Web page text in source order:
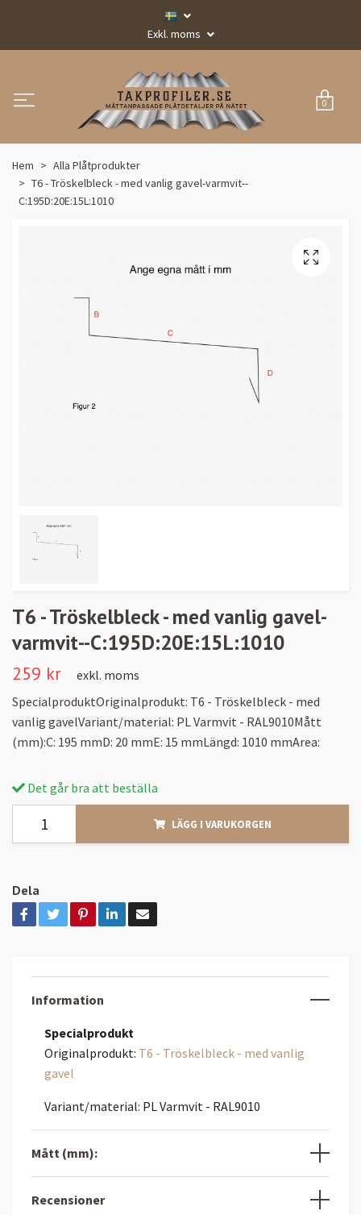
Exkl. moms
0
Hem
Alla Plåtprodukter
T6 - Tröskelbleck - med vanlig gavel-varmvit--
C:195D:20E:15L:1010
T6 - Tröskelbleck - med vanlig gavel-
varmvit--C:195D:20E:15L:1010
259 kr
exkl. moms
SpecialproduktOriginalprodukt: T6 - Tröskelbleck - med
vanlig gavelVariant/material: PL Varmvit - RAL9010Mått
(mm):C: 195 mmD: 20 mmE: 15 mmLängd: 1010 mmArea:
Det går bra att beställa
LÄGG I VARUKORGEN
Dela
Information
Specialprodukt
Originalprodukt: T6 - Tröskelbleck - med vanlig
gavel
Variant/material: PL Varmvit - RAL9010
Mått (mm):
Recensioner